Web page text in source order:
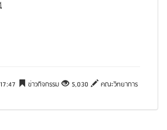
ข่าวกิจกรรม 5,030
คณะวิทยาการ